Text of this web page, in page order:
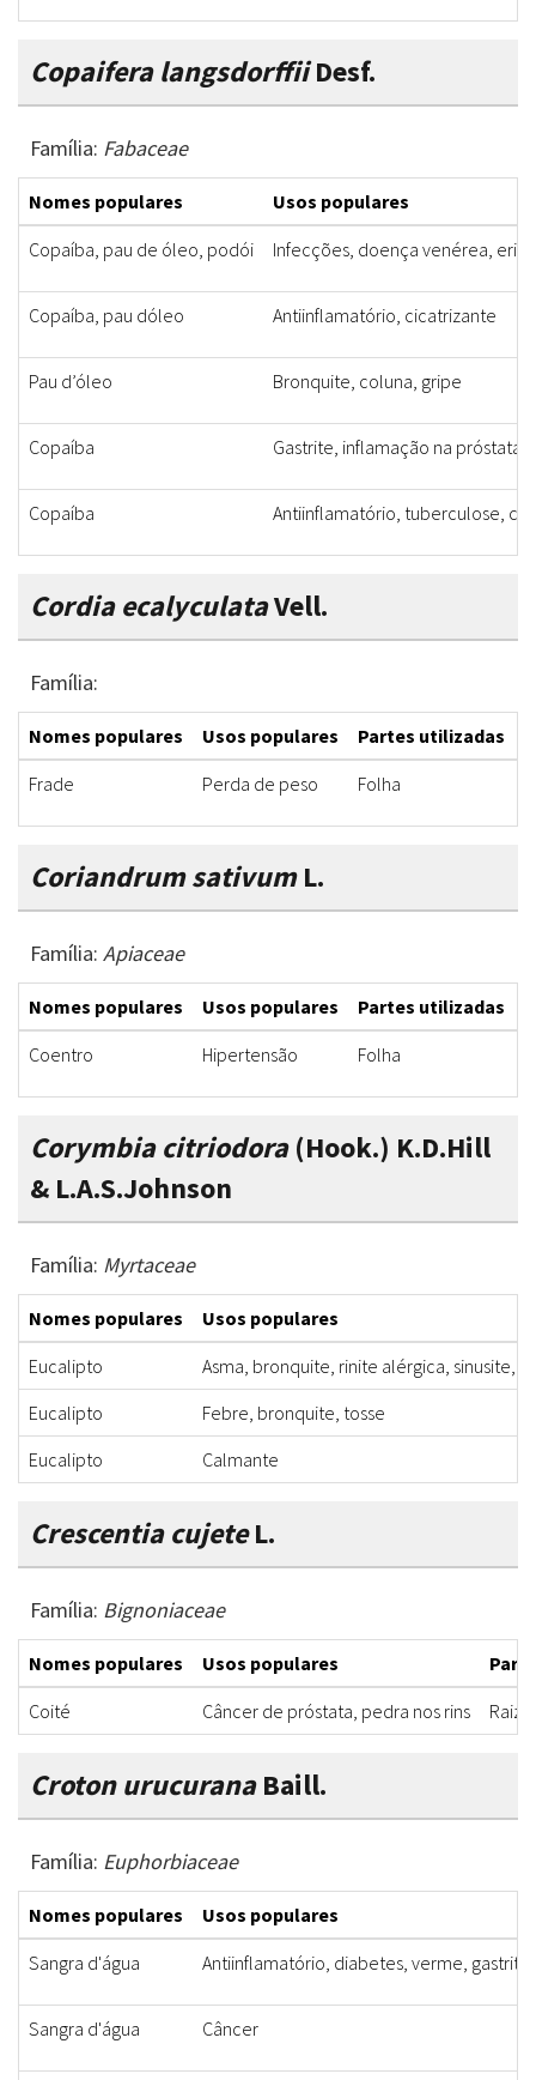
Copaifera langsdorffiiDesf.
Família: Fabaceae
Nomes populares
Usos populares
Copaíba, pau de óleo, podói
Infecções, doença venérea,
Copaíba, pau dóleo Antiinflamatório, cicatrizante
Pau d’óleo Bronquite, coluna, gripe
Copaíba Gastrite, inflamação na próstata
Copaíba Antiinflamatório, tuberculose,
Cordia ecalyculataVell.
Família:
Nomes populares Usos populares Partes utilizadas
Frade
Perda de peso Folha
Coriandrum sativumL.
Família: Apiaceae
Nomes populares Usos populares Partes utilizadas
Coentro
Hipertensão Folha
Corymbia citriodora(Hook.) K.D.Hill
& L.A.S.Johnson
Família: Myrtaceae
Nomes populares
Usos populares
Eucalipto
Asma, bronquite, rinite alérgica, sinusite,
Eucalipto
Febre, bronquite, tosse
Eucalipto
Calmante
Crescentia cujeteL.
Família: Bignoniaceae
Nomes populares Usos populares
Coité
Câncer de próstata, pedra nos rins Raiz,
Croton urucuranaBaill.
Família: Euphorbiaceae
Nomes populares
Usos populares
Sangra d'água
Antiinflamatório, diabetes, verme,
Sangra d'água Câncer